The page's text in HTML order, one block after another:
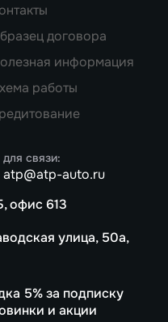
договора
информация
работы
для связи:
atp@atp-auto.ru
офис 613
улица, 50а,
5% за подписку
и акции